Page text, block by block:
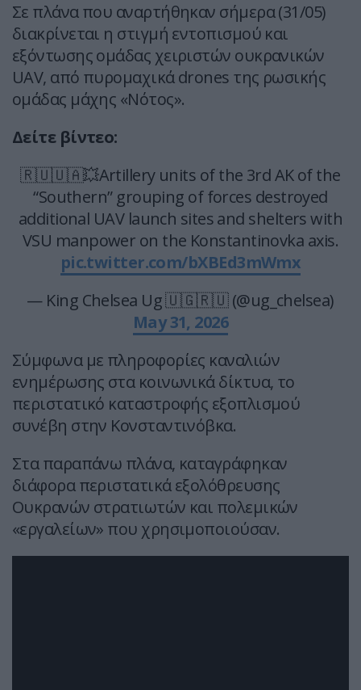
Σε πλάνα που αναρτήθηκαν σήμερα (31/05)
διακρίνεται η στιγμή εντοπισμού και
εξόντωσης ομάδας χειριστών ουκρανικών
UAV, από πυρομαχικά drones της ρωσικής
ομάδας μάχης «Νότος».
Δείτε βίντεο:
🇷🇺🇺🇦💥Artillery units of the 3rd AK of the
“Southern” grouping of forces destroyed
additional UAV launch sites and shelters with
VSU manpower on the Konstantinovka axis.
pic.twitter.com/bXBEd3mWmx
— King Chelsea Ug 🇺🇬🇷🇺 (@ug_chelsea)
May 31, 2026
Σύμφωνα με πληροφορίες καναλιών
ενημέρωσης στα κοινωνικά δίκτυα, το
περιστατικό καταστροφής εξοπλισμού
συνέβη στην Κονσταντινόβκα.
Στα παραπάνω πλάνα, καταγράφηκαν
διάφορα περιστατικά εξολόθρευσης
Ουκρανών στρατιωτών και πολεμικών
«εργαλείων» που χρησιμοποιούσαν.